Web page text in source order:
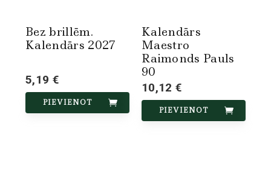
Bez brillēm.
Kalendārs 2027
5,19 €
PIEVIENOT
Kalendārs
Maestro
Raimonds Pauls
90
10,12 €
PIEVIENOT